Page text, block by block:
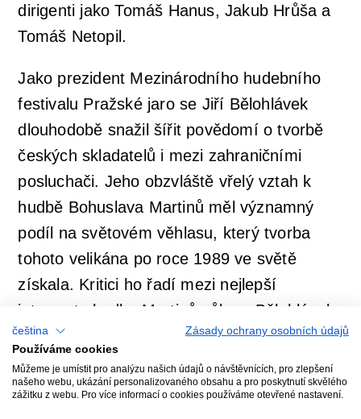
dirigenti jako Tomáš Hanus, Jakub Hrůša a
Tomáš Netopil.
Jako prezident Mezinárodního hudebního
festivalu Pražské jaro se Jiří Bělohlávek
dlouhodobě snažil šířit povědomí o tvorbě
českých skladatelů i mezi zahraničními
posluchači. Jeho obzvláště vřelý vztah k
hudbě Bohuslava Martinů měl významný
podíl na světovém věhlasu, který tvorba
tohoto velikána po roce 1989 ve světě
získala. Kritici ho řadí mezi nejlepší
interprety hudby Martinů vůbec. Bělohlávek
posluchačům zpřístupnil také řadu do té
doby málo známých děl Dvořáka, Janáčka,
Smetany i Suka.
čeština
Zásady ochrany osobních údajů
Používáme cookies
Můžeme je umístit pro analýzu našich údajů o návštěvnících, pro zlepšení
našeho webu, ukázání personalizovaného obsahu a pro poskytnutí skvělého
zážitku z webu. Pro více informací o cookies používáme otevřené nastavení.